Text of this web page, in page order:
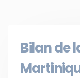
Bilan de